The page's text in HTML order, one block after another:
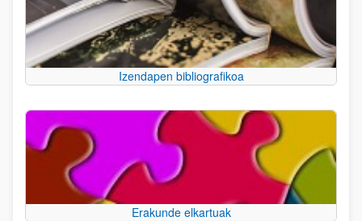
Izendapen bibliografikoa
Erakunde elkartuak